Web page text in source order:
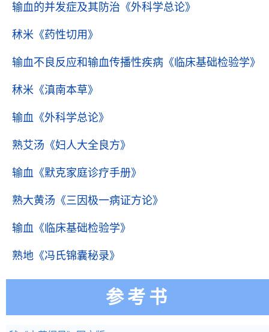
输血的并发症及其防治 《外科学总论》
秫米 《药性切用》
输血不良反应和输血传播性疾病 《临床基础检验学》
秫米 《滇南本草》
输血 《外科学总论》
熟艾汤 《妇人大全良方》
输血 《默克家庭诊疗手册》
熟大黄汤 《三因极一病证方论》
输血 《临床基础检验学》
熟地 《冯氏锦囊秘录》
参考书